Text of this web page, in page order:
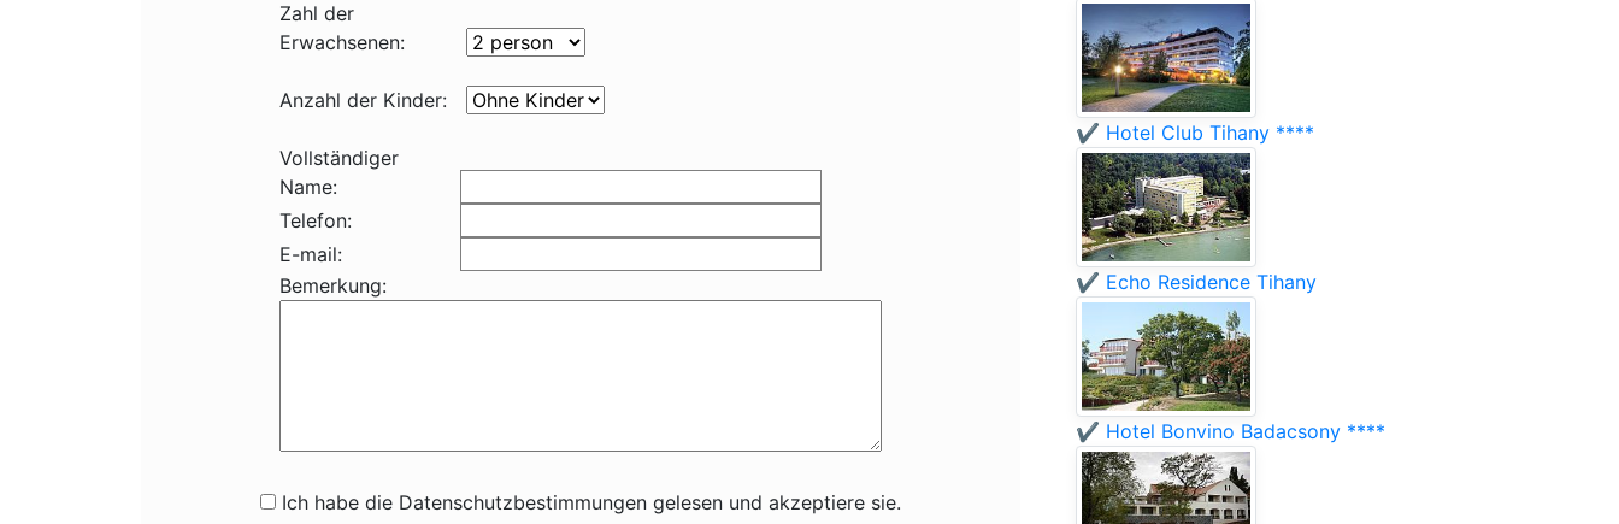
Zahl der
Erwachsenen:
Anzahl der Kinder:
Vollständiger
Name:
Telefon:
E-mail:
Bemerkung:
Ich habe die Datenschutzbestimmungen gelesen und akzeptiere sie.
✔️ Hotel Club Tihany ****
✔️ Echo Residence Tihany
✔️ Hotel Bonvino Badacsony ****